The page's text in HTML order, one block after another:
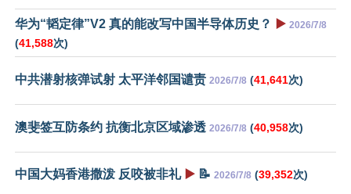
华为“韬定律”V2 真的能改写中国半导体历史？ ▶️ 2026/7/8
(41,588次)
中共潜射核弹试射 太平洋邻国谴责 2026/7/8 (41,641次)
澳斐签互防条约 抗衡北京区域渗透 2026/7/8 (40,958次)
中国大妈香港撒泼 反咬被非礼 ▶️ 📝 2026/7/8 (39,352次)